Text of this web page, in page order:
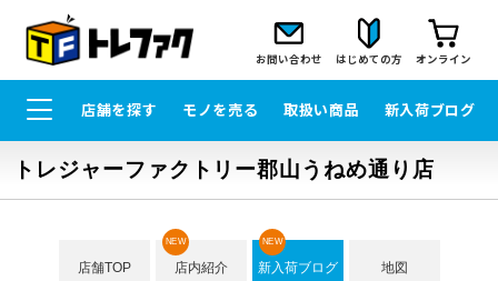
お問い合わせ はじめての方 オンライン
店舗を探す モノを売る 取扱い商品 新入荷ブログ
トレジャーファクトリー郡山うねめ通り店
店舗TOP 店内紹介
NEW
新入荷ブログ
NEW
地図